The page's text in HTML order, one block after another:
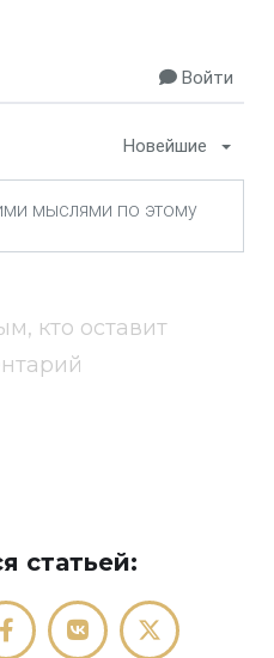
Войти
Новейшие
кто оставит
статьей: